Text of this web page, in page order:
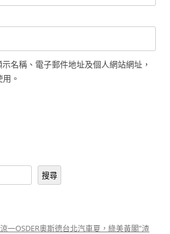
名稱、電子郵件地址及個人網站網址，
。
搜尋
一OSDER奧斯德台北汽車夏，綠美黃閣”渣